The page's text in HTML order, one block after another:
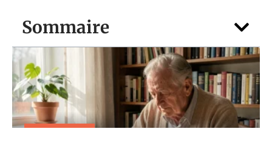
Sommaire
VIE DE FAMILLE